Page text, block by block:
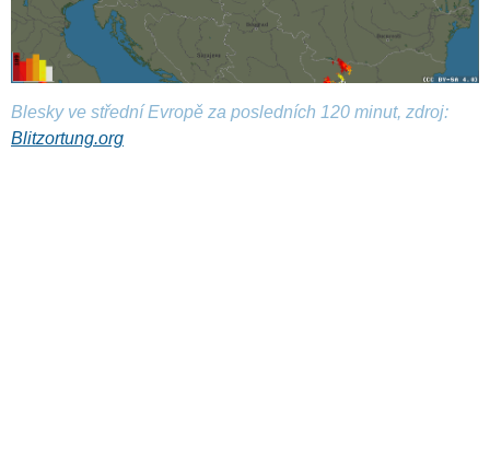
Blesky ve střední Evropě za posledních 120 minut, zdroj:
Blitzortung.org